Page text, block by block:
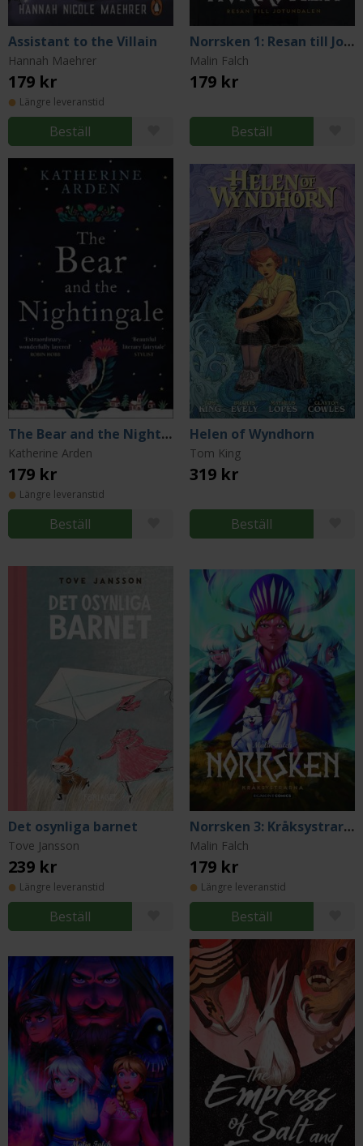
Assistant to the Villain
Hannah Maehrer
179 kr
Längre leveranstid
Beställ
Norrsken 1: Resan till Jotundalen
Malin Falch
179 kr
Beställ
The Bear and the Nightingale
Katherine Arden
179 kr
Längre leveranstid
Beställ
Helen of Wyndhorn
Tom King
319 kr
Beställ
Det osynliga barnet
Tove Jansson
239 kr
Längre leveranstid
Beställ
Norrsken 3: Kråksystrarna
Malin Falch
179 kr
Längre leveranstid
Beställ